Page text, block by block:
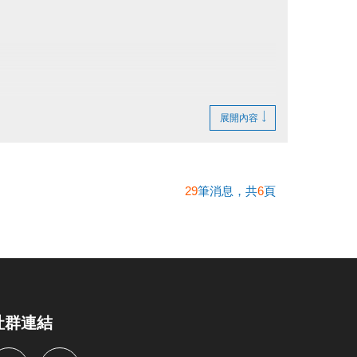
展開內容
29筆消息，共6頁
群連結